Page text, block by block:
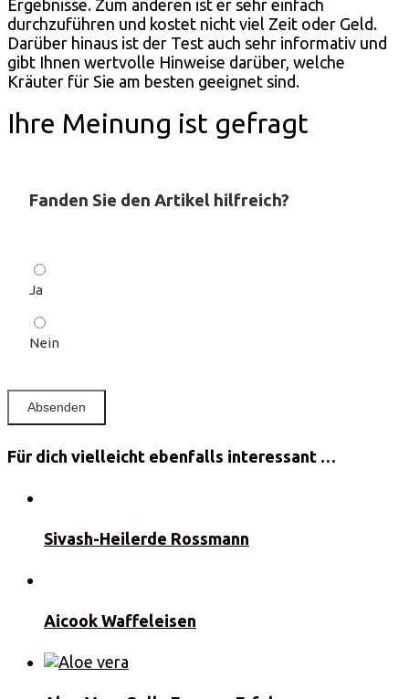
Ergebnisse. Zum anderen ist er sehr einfach
durchzuführen und kostet nicht viel Zeit oder Geld.
Darüber hinaus ist der Test auch sehr informativ und
gibt Ihnen wertvolle Hinweise darüber, welche
Kräuter für Sie am besten geeignet sind.
Ihre Meinung ist gefragt
Fanden Sie den Artikel hilfreich?
Ja
Nein
Für dich vielleicht ebenfalls interessant …
Sivash-Heilerde Rossmann
Aicook Waffeleisen